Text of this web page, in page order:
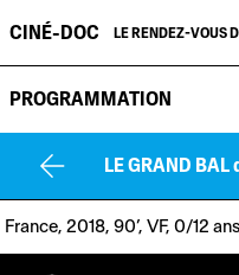
CINÉ-DOC LE RENDEZ-VOUS
PROGRAMMATION
LE GRAND BAL
France, 2018, 90’, VF, 0/12 ans